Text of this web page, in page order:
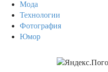
Мода
Технологии
Фотография
Юмор